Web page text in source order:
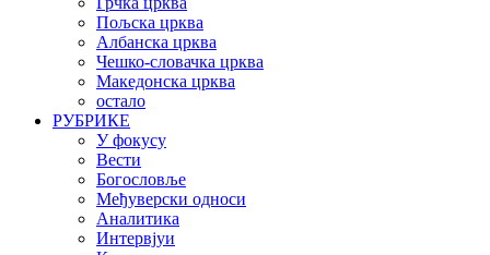
Пољска црква
Албанска црква
Чешко-словачка црква
Македонска црква
остало
РУБРИКЕ
У фокусу
Вести
Богословље
Међуверски односи
Аналитика
Интервјуи